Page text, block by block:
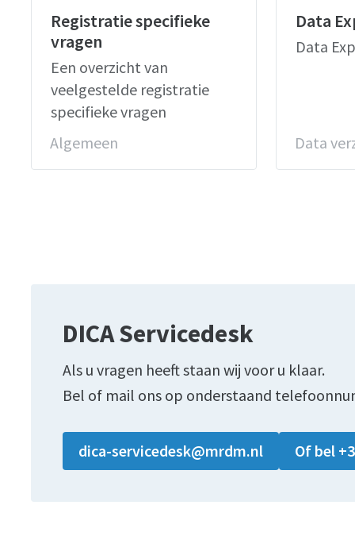
Registratie specifieke
vragen
Een overzicht van
veelgestelde registratie
specifieke vragen
Algemeen
Data
Data
Data
DICA Servicedesk
Als u vragen heeft staan wij voor u klaar.
Bel of mail ons op onderstaand
dica-servicedesk@mrdm.nl Of bel